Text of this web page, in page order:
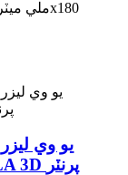
يو وي
لاءِ اسٽيريو ليٿوگرافي 3D SLA 3D پرنٽر